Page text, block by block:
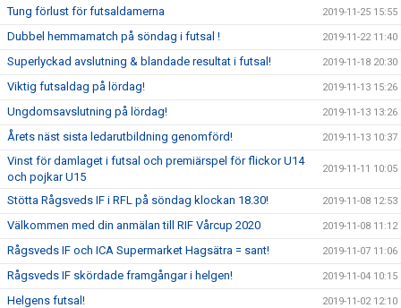
Tung förlust för futsaldamerna 2019-11-25 15:55
Dubbel hemmamatch på söndag i futsal ! 2019-11-22 11:40
Superlyckad avslutning & blandade resultat i futsal! 2019-11-18 20:30
Viktig futsaldag på lördag! 2019-11-13 15:26
Ungdomsavslutning på lördag! 2019-11-13 13:26
Årets näst sista ledarutbildning genomförd! 2019-11-13 10:37
Vinst för damlaget i futsal och premiärspel för flickor U14
och pojkar U15
2019-11-11 10:05
Stötta Rågsveds IF i RFL på söndag klockan 18.30! 2019-11-08 12:53
Välkommen med din anmälan till RIF Vårcup 2020 2019-11-08 11:12
Rågsveds IF och ICA Supermarket Hagsätra = sant! 2019-11-07 11:06
Rågsveds IF skördade framgångar i helgen! 2019-11-04 10:15
Helgens futsal! 2019-11-02 12:10